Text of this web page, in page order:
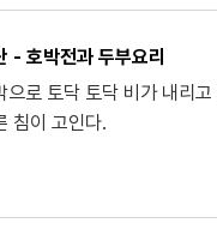
- 호박전과 두부요리
으로 토닥 토닥 비가 내리
침이 고인다.